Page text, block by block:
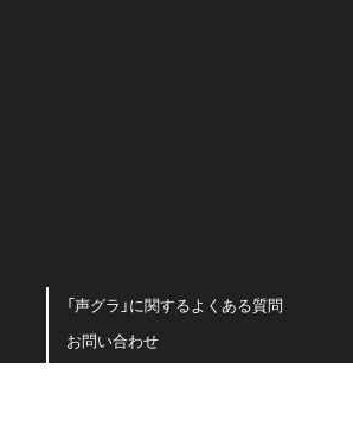
「声グラ」に関するよくある質問
お問い合わせ